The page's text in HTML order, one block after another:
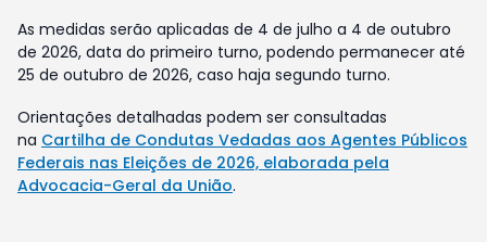
As medidas serão aplicadas de 4 de julho a 4 de outubro
de 2026, data do primeiro turno, podendo permanecer até
25 de outubro de 2026, caso haja segundo turno.
Orientações detalhadas podem ser consultadas
na Cartilha de Condutas Vedadas aos Agentes Públicos
Federais nas Eleições de 2026, elaborada pela
Advocacia-Geral da União.